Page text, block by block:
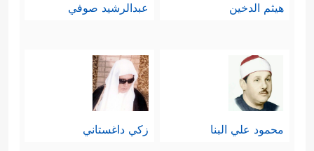
هيثم الدخين عبدالرشيد صوفي
محمود علي البنا زكي داغستاني